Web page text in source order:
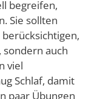
begreifen,
Sie sollten
sondern auch
viel
Schlaf, damit
paar Übungen